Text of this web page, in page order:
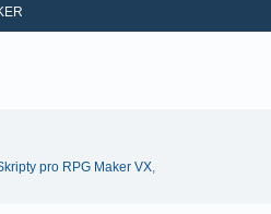
pro RPG Maker VX,